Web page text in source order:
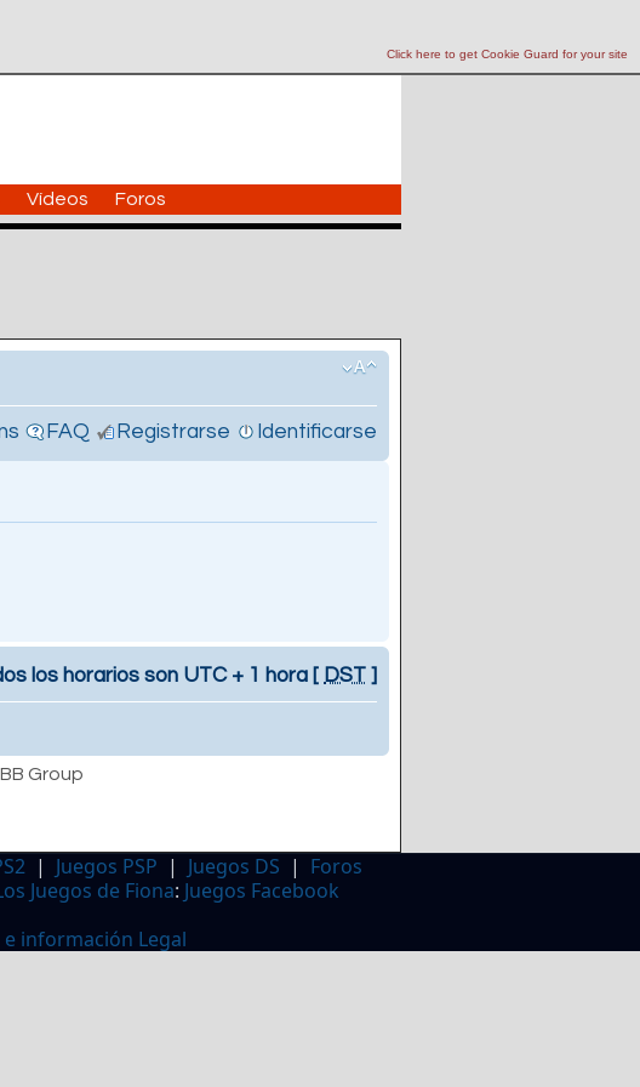
Click here to get Cookie Guard for your site
Vídeos Foros
FAQ Registrarse Identificarse
los horarios son UTC + 1 hora [ DST ]
Group
| Juegos PSP | Juegos DS | Foros
Juegos de Fiona: Juegos Facebook
e información Legal